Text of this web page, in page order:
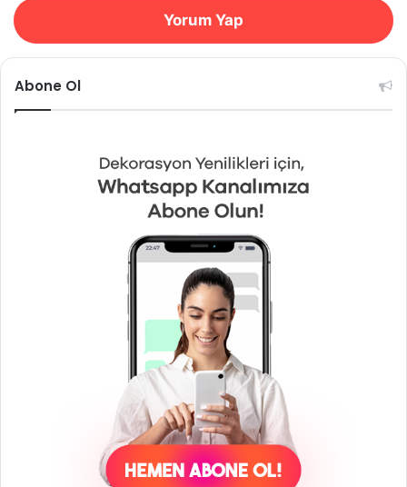
Yorum Yap
Abone Ol